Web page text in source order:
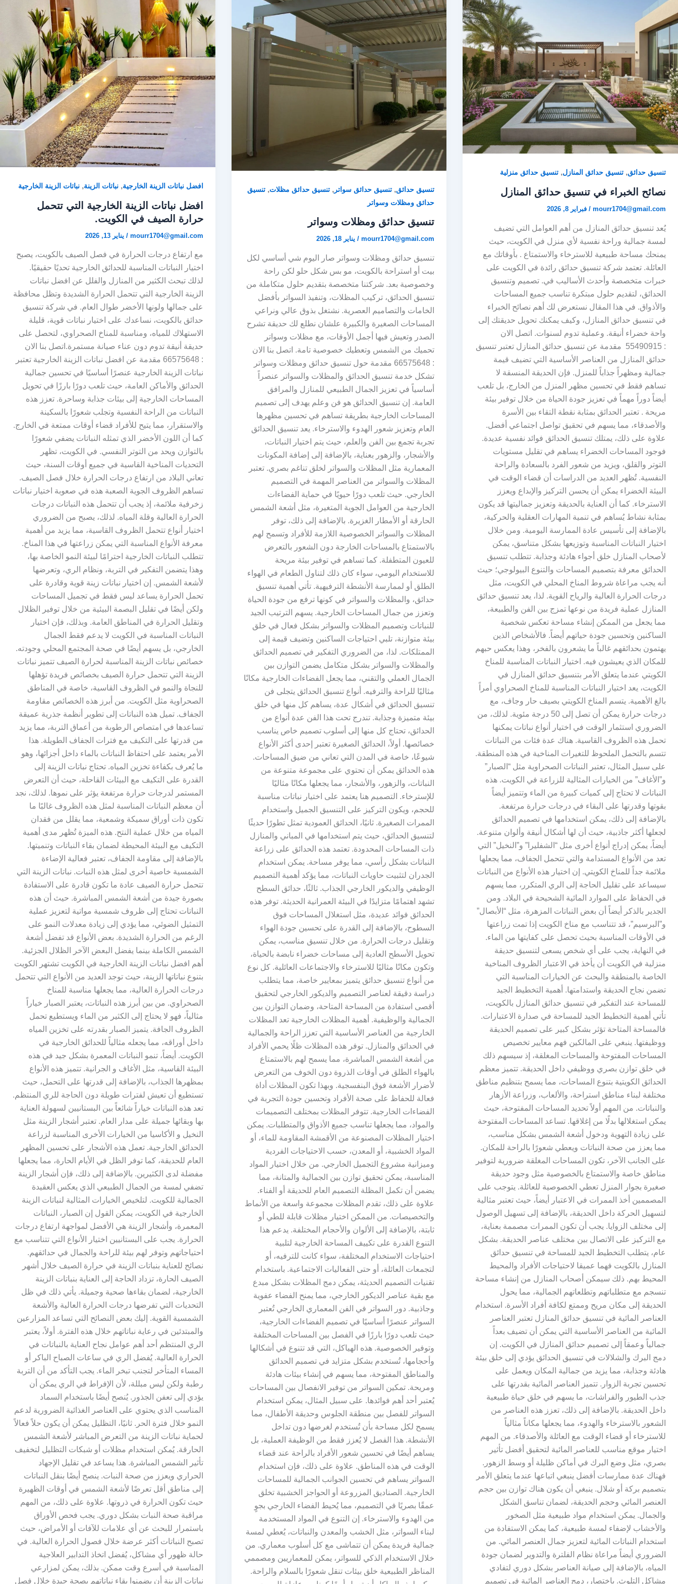
تنسيق حدائق, تنسيق حدائق المنازل, تنسيق حدائق منزلية
نصائح الخبراء في تنسيق حدائق المنازل
mourr1704@gmail.com
/ فبراير 8, 2026
يُعد تنسيق حدائق المنازل من أهم العوامل التي تضيف
لمسة جمالية وراحة نفسية لأي منزل في الكويت، حيث
يمنحك مساحة طبيعية للاسترخاء والاستمتاع . بأوقاتك مع
العائلة. تعتمد شركة تنسيق حدائق رائدة في الكويت على
خبرات متخصصة وأحدث الأساليب في. تصميم وتنسيق
الحدائق، لتقديم حلول مبتكرة تناسب جميع المساحات
والأذواق. في هذا المقال نستعرض لك أهم نصائح الخبراء
في تنسيق حدائق المنازل، وكيف يمكنك تحويل حديقتك إلى
واحة خضراء أنيقة. وعملية تدوم لسنوات. اتصل الان
: 55490915 مقدمة عن تنسيق حدائق المنازل تعتبر تنسيق
حدائق المنازل من العناصر الأساسية التي تضيف قيمة
جمالية ومظهراً جذاباً للمنزل. فإن الحديقة المنسقة لا
تساهم فقط في تحسين مظهر المنزل من الخارج، بل تلعب
أيضاً دوراً مهماً في تعزيز جودة الحياة من خلال توفير بيئة
مريحة . تعتبر الحدائق بمثابة نقطة التقاء بين الأسرة
والأصدقاء، مما يسهم في تحقيق تواصل اجتماعي أفضل.
علاوة على ذلك، يمتلك تنسيق الحدائق فوائد نفسية عديدة.
فوجود المساحات الخضراء يساهم في تقليل مستويات
التوتر والقلق، ويزيد من شعور الفرد بالسعادة والراحة
النفسية. تُظهر العديد من الدراسات أن قضاء الوقت في
البيئة الخضراء يمكن أن يحسن التركيز والإبداع ويعزز
الاسترخاء. كما أن العناية بالحديقة وتعزيز جماليتها قد يكون
بمثابة نشاط يُساهم في تنمية المهارات العقلية والحركية،
بالإضافة إلى تأسيس عادة الممارسة اليومية. ومن خلال
اختيار النباتات المناسبة وتوزيعها بشكل متناسق، يمكن
لأصحاب المنازل خلق أجواء هادئة وجذابة. تتطلب تنسيق
الحدائق معرفة بتصميم المساحات والتنوع البيولوجي؛ حيث
أنه يجب مراعاة شروط المناخ المحلي في الكويت، مثل
درجات الحرارة العالية والرياح القوية. لذا، يعد تنسيق حدائق
المنازل عملية فريدة من نوعها تمزج بين الفن والطبيعة،
مما يجعل من الممكن إنشاء مساحة تعكس شخصية
الساكنين وتحسين جودة حياتهم أيضاً. فالأشخاص الذين
يهتمون بحدائقهم غالباً ما يشعرون بالفخر، وهذا يعكس حبهم
للمكان الذي يعيشون فيه. اختيار النباتات المناسبة للمناخ
الكويتي عندما يتعلق الأمر بتنسيق حدائق المنازل في
الكويت، يعد اختيار النباتات المناسبة للمناخ الصحراوي أمراً
بالغ الأهمية. يتسم المناخ الكويتي بصيف حار وجاف، مع
درجات حرارة يمكن أن تصل إلى 50 درجة مئوية. لذلك، من
الضروري استثمار الوقت في اختيار أنواع نباتات يمكنها
تحمل هذه الظروف القاسية. هناك عدة فئات من النباتات
تتسم بالتحمل الملحوظ للتغيرات المناخية في هذه المنطقة.
على سبيل المثال، تعتبر النباتات الصحراوية مثل “الصبار”
و”الأغاف” من الخيارات المثالية للزراعة في الكويت. هذه
النباتات لا تحتاج إلى كميات كبيرة من الماء وتتميز أيضاً
بقوتها وقدرتها على البقاء في درجات حرارة مرتفعة.
بالإضافة إلى ذلك، يمكن استخدامها في تصميم الحدائق
لجعلها أكثر جاذبية، حيث أن لها أشكال أنيقة وألوان متنوعة.
أيضاً، يمكن إدراج أنواع أخرى مثل “الشفليرا” و”النخيل” التي
تعد من الأنواع المستدامة والتي تتحمل الجفاف، مما يجعلها
ملائمة جداً للمناخ الكويتي. إن اختيار هذه الأنواع من النباتات
سيساعد على تقليل الحاجة إلى الري المتكرر، مما يسهم
في الحفاظ على الموارد المائية الشحيحة في البلاد. ومن
الجدير بالذكر أيضاً أن بعض النباتات المزهرة، مثل “الأبصال”
و”البرسيم”، قد تتناسب مع مناخ الكويت إذا تمت زراعتها
في الأوقات المناسبة بحيث تحصل على كفايتها من الماء.
في النهاية، يجب على أي شخص يسعى لتنسيق حديقة
منزلية في الكويت أن يأخذ في الاعتبار الظروف المناخية
الخاصة بالمنطقة والبحث عن الخيارات المناسبة التي
تضمن نجاح الحديقة واستدامتها. أهمية التخطيط الجيد
للمساحة عند التفكير في تنسيق حدائق المنازل بالكويت،
تأتي أهمية التخطيط الجيد للمساحة في صدارة الاعتبارات.
فالمساحة المتاحة تؤثر بشكل كبير على تصميم الحديقة
ووظيفتها. ينبغي على المالكين فهم معايير تخصيص
المساحات المفتوحة والمساحات المغلقة، إذ سيسهم ذلك
في خلق توازن بصري ووظيفي داخل الحديقة. تتميز معظم
الحدائق الكويتية بتنوع المساحات، مما يسمح بتنظيم مناطق
مختلفة لبناء مناطق استراحة، والألعاب، وزراعة الأزهار
والنباتات. من المهم أولاً تحديد المساحات المفتوحة، حيث
يمكن استغلالها بدلًا من إغلاقها. تساعد المساحات المفتوحة
على زيادة التهوية ودخول أشعة الشمس بشكل مناسب،
مما يعزز من صحة النباتات ويعطي شعورًا بالراحة للمكان.
على الجانب الآخر، تكون المساحات المغلقة ضرورية لتوفير
مناطق خاصة والاستمتاع بالخصوصية مثل وجود حديقة
صغيرة بجوار المنزل تعطي الخصوصية للعائلة. يتوجب على
المصممين أخذ الممرات في الاعتبار أيضاً، حيث تعتبر مثالية
لتسهيل الحركة داخل الحديقة، بالإضافة إلى تسهيل الوصول
إلى مختلف الزوايا. يجب أن تكون الممرات مصممة بعناية،
مع التركيز على الاتصال بين مختلف عناصر الحديقة. بشكل
عام، يتطلب التخطيط الجيد للمساحة في تنسيق حدائق
المنازل بالكويت فهما عميقا لاحتياجات الأفراد والمحيط
المحيط بهم. ذلك سيمكن أصحاب المنازل من إنشاء مساحة
تنسجم مع متطلباتهم وتطلعاتهم الجمالية، مما يحول
الحديقة إلى مكان مريح وممتع لكافة أفراد الأسرة. استخدام
العناصر المائية في تنسيق حدائق المنازل تعتبر العناصر
المائية من العناصر الأساسية التي يمكن أن تضيف بعداً
جمالياً وعمقاً إلى تصميم حدائق المنازل في الكويت. إن
دمج البرك والشلالات في تنسيق الحدائق يؤدي إلى خلق بيئة
هادئة وجذابة، مما يزيد من جمالية المكان ويعمل على
تحسين تجربة الزوار. تتميز العناصر المائية بقدرتها على
جذب الطيور والفراشات، ما يسهم في خلق حياة طبيعية
داخل الحديقة. بالإضافة إلى ذلك، تعزز هذه العناصر من
الشعور بالاسترخاء والهدوء، مما يجعلها مكاناً مثالياً
للاسترخاء أو قضاء الوقت مع العائلة والأصدقاء. من المهم
اختيار موقع مناسب للعناصر المائية لتحقيق أفضل تأثير
بصري، مثل وضع البرك في أماكن ظليلة أو وسط الزهور.
فهناك عدة ممارسات أفضل ينبغي اتباعها عندما يتعلق الأمر
بتصميم بركة أو شلال. ينبغي أن يكون هناك توازن بين حجم
العنصر المائي وحجم الحديقة، لضمان تناسق الشكل
والجمال. يمكن استخدام مواد طبيعية مثل الصخور
والأخشاب لإضفاء لمسة طبيعية، كما يمكن الاستفادة من
استخدام النباتات المائية لتعزيز جمال العنصر المائي. من
الضروري أيضاً مراعاة نظام الفلترة والتدوير لضمان جودة
المياه، بالإضافة إلى صيانة العناصر بشكل دوري لتفادي
مشاكل التلوث. باختصار، دمج العناصر المائية في تصميم
تنسيق حدائق, تنسيق حدائق سواتر , تنسيق حدائق مظلات, تنسيق
حدائق ومظلات وسواتر
تنسيق حدائق ومظلات وسواتر
mourr1704@gmail.com
/ يناير 18, 2026
تنسيق حدائق ومظلات وسواتر صار اليوم شي أساسي لكل
بيت أو استراحة بالكويت، مو بس شكل حلو لكن راحة
وخصوصية بعد. شركتنا متخصصة بتقديم حلول متكاملة من
تنسيق الحدائق، تركيب المظلات، وتنفيذ السواتر بأفضل
الخامات والتصاميم العصرية. نشتغل بذوق عالي ونراعي
المساحات الصغيرة والكبيرة علشان نطلع لك حديقة تشرح
الصدر وتعيش فيها أجمل الأوقات، مع مظلات وسواتر
تحميك من الشمس وتعطيك خصوصية تامة. اتصل بنا الان
: 66575648 مقدمة حول تنسيق حدائق ومظلات وسواتر
تشكل خدمة تنسيق الحدائق والمظلات والسواتر عنصراً
أساسياً في تعزيز الجمال الطبيعي للمنازل والمرافق
العامة. إن تنسيق الحدائق هو فن وعلم يهدف إلى تصميم
المساحات الخارجية بطريقة تساهم في تحسين مظهرها
العام وتعزيز شعور الهدوء والاسترخاء. يعد تنسيق الحدائق
تجربة تجمع بين الفن والعلم، حيث يتم اختيار النباتات،
والأشجار، والزهور بعناية، بالإضافة إلى إضافة المكونات
المعمارية مثل المظلات والسواتر لخلق تناغم بصري. تعتبر
المظلات والسواتر من العناصر المهمة في التصميم
الخارجي. حيث تلعب دورًا حيويًا في حماية الفضاءات
الخارجية من العوامل الجوية المتغيرة، مثل أشعة الشمس
الحارقة أو الأمطار الغزيرة. بالإضافة إلى ذلك، توفر
المظلات والسواتر الخصوصية اللازمة للأفراد وتسمح لهم
بالاستمتاع بالمساحات الخارجة دون الشعور بالتعرض
للعيون المتطفلة. كما تساهم في توفير بيئة مريحة
للاستخدام اليومي، سواء كان ذلك لتناول الطعام في الهواء
الطلق أو لممارسة الأنشطة الترفيهية. تأتي أهمية تنسيق
حدائق، والمظلات والسواتر في كونها ترفع من جودة الحياة
وتعزز من جمال المساحات الخارجية. يسهم الترتيب الجيد
للنباتات وتصميم المظلات والسواتر بشكل فعال في خلق
بيئة متوازنة، تلبي احتياجات الساكنين وتضيف قيمة إلى
الممتلكات. لذا، من الضروري التفكير في تصميم الحدائق
والمظلات والسواتر بشكل متكامل يضمن التوازن بين
الجمال العملي والتقني، مما يجعل الفضاءات الخارجية مكانًا
مثاليًا للراحة والترفيه. أنواع تنسيق الحدائق يتجلى فن
تنسيق الحدائق في أشكال عدة، يساهم كل منها في خلق
بيئة متميزة وجذابة. تندرج تحت هذا الفن عدة أنواع من
الحدائق، تحتاج كل منها إلى أسلوب تصميم خاص يناسب
خصائصها. أولاً، الحدائق الصغيرة تعتبر إحدى أكثر الأنواع
شيوعًا، خاصة في المدن التي تعاني من ضيق المساحات.
هذه الحدائق يمكن أن تحتوي على مجموعة متنوعة من
النباتات، والزهور، والأشجار، مما يجعلها مكانًا مثاليًا
للإسترخاء. التصميم هنا يعتمد على اختيار نباتات مناسبة
للحجم، ويكون التركيز على التنسيق الجميل واستخدام
الممرات الصغيرة. ثانيًا، الحدائق العمودية تمثل تطورًا حديثًا
لتنسيق الحدائق، حيث يتم استخدامها في المباني والمنازل
ذات المساحات المحدودة. تعتمد هذه الحدائق على زراعة
النباتات بشكل رأسي، مما يوفر مساحة. يمكن استخدام
الجدران لتثبيت حاويات النباتات، مما يؤكد أهمية التصميم
الوظيفي والديكور الخارجي الجذاب. ثالثًا، حدائق السطح
تشهد اهتمامًا متزايدًا في البيئة العمرانية الحديثة. توفر هذه
الحدائق فوائد عديدة، مثل استغلال المساحات فوق
السطوح، بالإضافة إلى القدرة على تحسين جودة الهواء
وتقليل درجات الحرارة. من خلال تنسيق مناسب، يمكن
تحويل الأسطح العادية إلى مساحات خضراء نابضة بالحياة،
وتكون مكانًا مثاليًا للاسترخاء والاجتماعات العائلية. كل نوع
من أنواع تنسيق حدائق يتميز بمعايير خاصة، مما يتطلب
دراسة دقيقة لعناصر التصميم والديكور الخارجي لتحقيق
أقصى استفادة من المساحة المتاحة، وضمان التوازن بين
الجمالية والوظيفية. أهمية المظلات الخارجية تعد المظلات
الخارجية من العناصر الأساسية التي تعزز الراحة والجمالية
في الحدائق والمنازل. توفر هذه المظلات ظلًا يحمي الأفراد
من أشعة الشمس المباشرة، مما يسمح لهم بالاستمتاع
بالهواء الطلق في أوقات الذروة دون الخوف من التعرض
لأضرار الأشعة فوق البنفسجية. وبهذا تكون المظلات أداة
فعالة للحفاظ على صحة الأفراد وتحسين جودة التجربة في
الفضاءات الخارجية. تتوفر المظلات بمختلف التصميمات
والمواد، مما يجعلها تناسب جميع الأذواق والمتطلبات. يمكن
اختيار المظلات المصنوعة من الأقمشة المقاومة للماء، أو
المواد الخشبية، أو المعدن، حسب الاحتياجات الفردية
وميزانية مشروع التجميل الخارجي. من خلال اختيار المواد
المناسبة، يمكن تحقيق توازن بين الجمالية والمتانة، مما
يضمن أن تكمل المظلة التصميم العام للحديقة أو الفناء.
علاوة على ذلك، تقدم المظلات مجموعة واسعة من الأنماط
والتخصيصات. من الممكن اختيار مظلات قابلة للطي أو
ثابتة، بالإضافة إلى الألوان والأحجام المختلفة. يدعم هذا
التنوع القدرة على تكييف المساحة الخارجية لتلبية
احتياجات الاستخدام المختلفة، سواء كانت للترفيه، أو
لتجمعات العائلة، أو حتى الفعاليات الاجتماعية. باستخدام
تقنيات التصميم الحديثة، يمكن دمج المظلات بشكل مبدع
مع بقية عناصر الديكور الخارجي، مما يمنح الفضاء عفوية
وجاذبية. دور السواتر في الفن المعماري الخارجي تُعتبر
السواتر عنصرًا أساسيًا في تصميم الفضاءات الخارجية،
حيث تلعب دورًا بارزًا في الفصل بين المساحات المختلفة
وتوفير الخصوصية. هذه الهياكل، التي قد تتنوع في أشكالها
وأحجامها، تُستخدم بشكل متزايد في تصميم الحدائق
والمناطق المفتوحة، مما يسهم في إنشاء بيئات هادئة
ومريحة. تمكين السواتر من توفير الانفصال بين المساحات
يُعتبر أحد أهم فوائدها. على سبيل المثال، يمكن استخدام
السواتر للفصل بين منطقة الجلوس وحديقة الأطفال، مما
يسمح لكل مساحة بأن تُستخدم لغرضها دون تداخل
الأنشطة. هذا الفصل لا يُعزز فقط من الوظيفة العملية، بل
يساهم أيضًا في تحسين شعور الأفراد بالراحة عند قضاء
الوقت في هذه المناطق. علاوة على ذلك، فإن استخدام
السواتر يساهم في تحسين الجوانب الجمالية للمساحات
الخارجية. الصناديق المزروعة أو الحواجز الخشبية تخلق
عمقًا بصريًا في التصميم، مما يُحيط الفضاء الخارجي بجوٍ
من الهدوء والاسترخاء. إن التنوع في المواد المستخدمة
لبناء السواتر، مثل الخشب والمعدن والنباتات، يُعطي لمسة
جمالية فريدة يمكن أن تتماشى مع كل أسلوب معماري. من
خلال الاستخدام الذكي للسواتر، يمكن للمعماريين ومصممي
المناظر الطبيعية خلق بيئات تنقل شعورًا بالسلام والراحة.
افضل نباتات الزينة الخارجية,نباتات الزينة,نباتات الزينة الخارجية
افضل نباتات الزينة الخارجية التي تتحمل
حرارة الصيف في الكويت.
mourr1704@gmail.com
/ يناير 13, 2026
مع ارتفاع درجات الحرارة في فصل الصيف بالكويت، يصبح
اختيار النباتات المناسبة للحدائق الخارجية تحديًا حقيقيًا.
لذلك تبحث الكثير من المنازل والفلل عن افضل نباتات
الزينة الخارجية التي تتحمل الحرارة الشديدة وتظل محافظة
على جمالها ولونها الأخضر طوال العام. في شركة تنسيق
حدائق بالكويت، نساعدك على اختيار نباتات قوية، قليلة
الاستهلاك للمياه، ومناسبة للمناخ الصحراوي، لتحصل على
حديقة أنيقة تدوم دون عناء صيانة مستمرة.اتصل بنا الان
: 66575648 مقدمة عن افضل نباتات الزينة الخارجية تعتبر
نباتات الزينة الخارجية عنصرًا أساسيًا في تحسين جمالية
الحدائق والأماكن العامة، حيث تلعب دورًا بارزًا في تحويل
المساحات الخارجية إلى بيئات جذابة وساحرة. تعزز هذه
النباتات من الراحة النفسية وتجلب شعورًا بالسكينة
والاستقرار، مما يتيح للأفراد قضاء أوقات ممتعة في الخارج.
كما أن اللون الأخضر الذي تمثله النباتات يضفي شعورًا
بالتوازن ويحد من التوتر النفسي. في الكويت، تظهر
التحديات المناخية القاسية في جميع أوقات السنة، حيث
تعاني البلاد من ارتفاع درجات الحرارة خلال فصل الصيف.
تساهم الظروف الجوية الصعبة هذه في صعوبة اختيار نباتات
زخرفية ملائمة، إذ يجب أن تتحمل هذه النباتات درجات
الحرارة العالية وقلة المياه. لذلك، يصبح من الضروري
اختيار أنواع تتحمل الظروف القاسية، مما يزيد من أهمية
معرفة الأنواع المناسبة التي يمكن زراعتها في هذا المناخ.
تتطلب النباتات الخارجية احترامًا لبيئة النمو الخاصة بها،
وهذا يتضمن التفكير في التربة، ونظام الري، وتعرضها
لأشعة الشمس. إن اختيار نباتات زينة قوية وقادرة على
تحمل الحرارة يساعد ليس فقط في تجميل المساحات
ولكن أيضًا في تقليل البصمة البيئية من خلال توفير الظلال
وتقليل الحرارة في المناطق العامة. وبذلك، فإن اختيار
النباتات المناسبة في الكويت لا يدعم فقط الجمال
الخارجي، بل يسهم أيضًا في صحة المجتمع المحلي وجودته.
خصائص نباتات الزينة المناسبة لحرارة الصيف تتميز نباتات
الزينة التي تتحمل حرارة الصيف بخصائص فريدة تؤهلها
للنجاة والنمو في الظروف القاسية، خاصة في المناطق
الصحراوية مثل الكويت. من أبرز هذه الخصائص مقاومة
الجفاف. تميل هذه النباتات إلى تطوير أنظمة جذرية عميقة
تساعدها في امتصاص الرطوبة من أعماق التربة، مما يزيد
من قدرتها على التكيف مع فترات الجفاف الطويلة. هذا
الأمر يعتمد على احتفاظ النباتات بالماء داخل أجزائها، وهو
ما يُعرف بكفاءة تخزين المياه. تحتاج نباتات الزينة إلى
القدرة على التكيف مع البيئات القاحلة، حيث أن التعرض
المستمر لدرجات حرارة مرتفعة يؤثر على نموها. لذلك، نجد
أن معظم النباتات المناسبة لمثل هذه الظروف غالبًا ما
تكون ذات أوراق سميكة وشمعية، مما يقلل من فقدان
المياه من خلال عملية النتح. هذه الميزة تُظهر مدى أهمية
التكيف مع البيئة المحيطة لضمان بقاء النباتات وتنميتها.
بالإضافة إلى مقاومة الجفاف، تعتبر فعالية الإضاءة
الشمسية خاصية أخرى لمثل هذه النبات. نباتات الزينة التي
تتحمل حرارة الصيف عادة ما تكون قادرة على الاستفادة
بصورة جيدة من أشعة الشمس المباشرة. حيث أن هذه
النباتات تحتاج إلى ظروف شمسية مواتية لتعزيز عملية
التمثيل الضوئي، مما يؤدي إلى زيادة معدلات النمو على
الرغم من الحرارة الشديدة. بعض الأنواع قد تفضل أشعة
الشمس الكاملة بينما يفضل البعض الآخر الظلال الجزئية.
أهم افضل نباتات الزينة الخارجية في الكويت تشتهر الكويت
بتنوع نباتاتها الزينة، حيث توجد العديد من الأنواع التي تتحمل
درجات الحرارة العالية، مما يجعلها مناسبة للمناخ
الصحراوي. من بين أبرز هذه النباتات، يعتبر الصبار خياراً
مثالياً، فهو لا يحتاج إلى الكثير من الماء ويستطيع تحمل
الظروف الجافة. يتميز الصبار بقدرته على تخزين المياه
داخل أوراقه، مما يجعله مثالياً للحدائق الخارجية في
الكويت. أيضاً، تنمو النباتات المعمرة بشكل جيد في هذه
البيئة القاسية، مثل الأغاف و الجرانية. تتميز هذه الأنواع
بمظهرها الجذاب، بالإضافة إلى قدرتها على التحمل، حيث
تستطيع أن تعيش لفترات طويلة دون الحاجة للري المنتظم.
تعد هذه النباتات خياراً شائعاً بين البستانيين لسهولة العناية
بها وبقائها جميلة على مدار العام. تعتبر أشجار الزينة مثل
النخيل و الأكاسيا من الخيارات الأخرى المناسبة لزراعة
الحدائق الخارجية. تعمل هذه الأشجار على تحسين المظهر
العام للحديقة، كما توفر الظل في الأيام الحارة، مما يجعلها
مفضلة لدى الكثيرين. بالإضافة إلى ذلك، فإن أشجار الزينة
تضفي لمسة من الجمال الطبيعي الذي يعكس العقيدة
الجمالية للكويت. لتلخيص الخيارات المثالية لنباتات الزينة
الخارجية في الكويت، يمكن القول إن الصبار، النباتات
المعمرة، وأشجار الزينة هي الأفضل لمواجهة ارتفاع درجات
الحرارة. يجب على البستانيين اختيار الأنواع التي تتناسب مع
احتياجاتهم وتوفر لهم بيئة للراحة والجمال في حدائقهم.
نصائح للعناية بنباتات الزينة في حرارة الصيف خلال أشهر
الصيف الحارة، تزداد الحاجة إلى العناية بنباتات الزينة
الخارجية، لضمان بقاءها صحية وجميلة. يأتي ذلك في ظل
التحديات التي تفرضها درجات الحرارة العالية والأشعة
الشمسية القوية. إليك بعض النصائح التي تساعد المزارعين
والمبتدئين في رعاية نباتاتهم خلال هذه الفترة. أولاً، يعتبر
الري المنتظم أحد أهم عوامل نجاح العناية بالنباتات في
الحرارة العالية. يُفضل الري في ساعات الصباح الباكر أو
المساء المتأخر لتجنب تبخر الماء. يجب التأكد من أن التربة
رطبة ولكن ليس مبللة، لأن الإفراط في الري يمكن أن
يؤدي إلى تعفن الجذور. يُنصح أيضًا باستخدام السماد
المناسب الذي يحتوي على العناصر الغذائية الضرورية لدعم
النمو خلال فترة الحر. ثانيًا، التظليل يمكن أن يكون حلاً فعالاً
لحماية نباتات الزينة من التعرض المباشر لأشعة الشمس
الحارقة. يُمكن استخدام مظلات أو شبكات التظليل لتخفيف
تأثير الشمس المباشرة. هذا يساعد في تقليل الإجهاد
الحراري ويعزز من صحة النبات. ينصح أيضًا بنقل النباتات
إلى مناطق أقل تعرضًا لأشعة الشمس في أوقات الظهيرة
حيث تكون الحرارة في ذروتها. علاوة على ذلك، من المهم
مراقبة صحة النبات بشكل دوري. يجب فحص الأوراق
باستمرار للبحث عن أي علامات للآفات أو الأمراض، حيث
تصبح النباتات أكثر عرضة خلال فصول الحرارة العالية. في
حالة ظهور أي مشاكل، يُفضل اتخاذ التدابير العلاجية
المناسبة في أسرع وقت ممكن. بذلك، يمكن لمزارعي
نباتات الزينة أن يضمنوا بقاء نباتاتهم بصحة جيدة خلال فصل